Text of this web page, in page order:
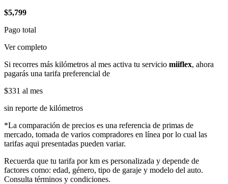
$5,799
Pago total
Ver completo
Si recorres más kilómetros al mes activa tu servicio miiflex, ahora
pagarás una tarifa preferencial de
$331 al mes
sin reporte de kilómetros
*La comparación de precios es una referencia de primas de
mercado, tomada de varios compradores en línea por lo cual las
tarifas aqui presentadas pueden variar.
Recuerda que tu tarifa por km es personalizada y depende de
factores como: edad, género, tipo de garaje y modelo del auto.
Consulta términos y condiciones.